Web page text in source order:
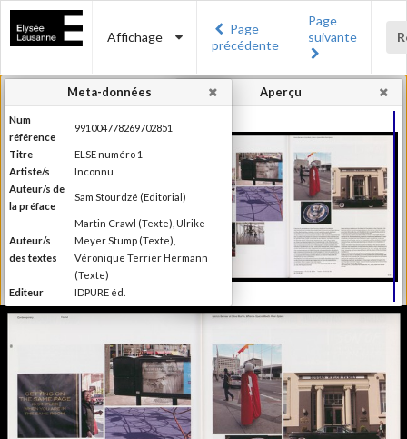
Affichage
Page
précédente
Page
suivante
Aperçu
Meta-données
Num
référence
991004778269702851
Titre
ELSE numéro 1
Artiste/s
Inconnu
Auteur/s de
la préface
Sam Stourdzé (Editorial)
Auteur/s
des textes
Martin Crawl (Texte), Ulrike
Meyer Stump (Texte),
Véronique Terrier Hermann
(Texte)
Editeur
IDPURE éd.
Lieu
Morges
Date
Production du Musée de
l'Elysée Else se définit comme
étant un magazine de "l'autre"
photographie, la photographie